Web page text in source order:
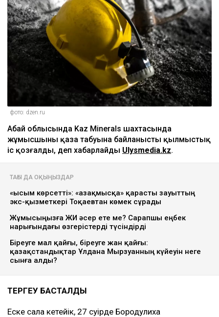
фото: dzen.ru
Абай облысында Kaz Minerals шахтасында
жұмысшының қаза табуына байланысты қылмыстық
іс қозғалды, деп хабарлайды Ulysmedia.kz.
ТАҒЫ ДА ОҚЫҢЫЗДАР
«Қысым көрсетті»: «Қазақмысқа» қарасты зауыттың
экс-қызметкері Тоқаевтан көмек сұрады
Жұмысыңызға ЖИ әсер ете ме? Сарапшы еңбек
нарығындағы өзгерістерді түсіндірді
Біреуге мал қайғы, біреуге жан қайғы:
қазақстандықтар Ұлдана Мырзуанның күйеуін неге
сынға алды?
ТЕРГЕУ БАСТАЛДЫ
Еске сала кетейік, 27 сәуірде Бородулиха